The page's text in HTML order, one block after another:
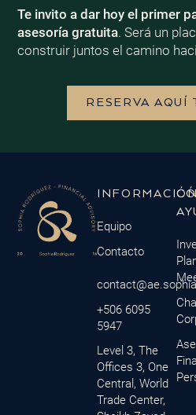
Te invito a dar hoy el primer
asesoría gratuita. Será un
construir juntos el camino
RESERVA AQUÍ
Equipo
Contacto
+506 6095
5947
Level 3, The
Offices 3, One
Central, World
Trade Center,